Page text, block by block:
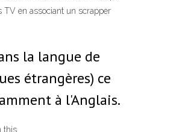
TV en associant un scrapper
la langue de
étrangères) ce
à l'Anglais.
this